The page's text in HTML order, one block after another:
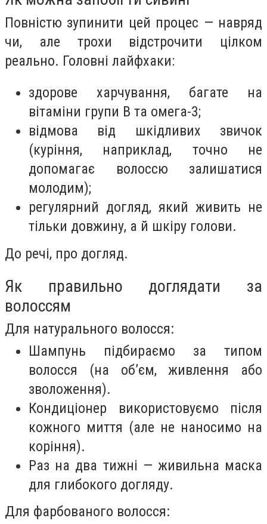
Повністю зупинити цей процес — навряд
чи, але трохи відстрочити цілком
реально. Головні лайфхаки:
здорове харчування, багате на
вітаміни групи B та омега-3;
відмова від шкідливих звичок
(куріння, наприклад, точно не
допомагає волоссю залишатися
молодим);
регулярний догляд, який живить не
тільки довжину, а й шкіру голови.
До речі, про догляд.
Як правильно доглядати за
волоссям
Для натурального волосся:
Шампунь підбираємо за типом
волосся (на об’єм, живлення або
зволоження).
Кондиціонер використовуємо після
кожного миття (але не наносимо на
коріння).
Раз на два тижні — живильна маска
для глибокого догляду.
Для фарбованого волосся: